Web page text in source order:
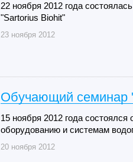
22 ноября 2012 года
"Sartorius Biohit"
23 ноября 2012
Обучающий семинар
15 ноября 2012 года
оборудованию и системам
20 ноября 2012